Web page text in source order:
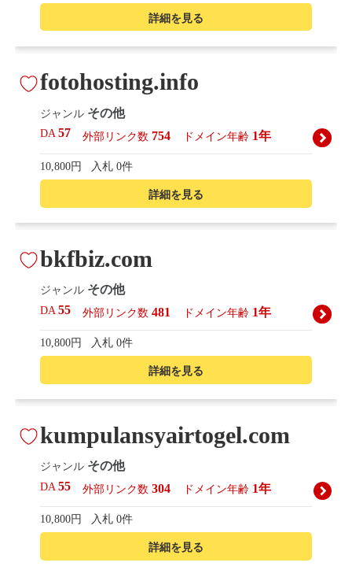
詳細を見る
詳細を見る
fotohosting.info
ジャンル その他
DA57 外部リンク数 754 ドメイン年齢 1年
10,800円 入札 0件
詳細を見る
bkfbiz.com
ジャンル その他
DA55 外部リンク数 481 ドメイン年齢 1年
10,800円 入札 0件
詳細を見る
kumpulansyairtogel.com
ジャンル その他
DA55 外部リンク数 304 ドメイン年齢 1年
10,800円 入札 0件